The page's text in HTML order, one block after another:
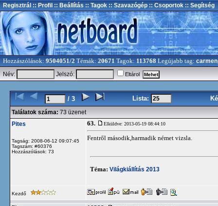
Regisztrál :: Profil :: Beállítás :: Tagok :: Szavazógép :: Csoportok :: Segítség
Hozzászólások: 9504051/2 Témák: 20671 Tagok: 113768 Legújabb tag:
Név:
Jelszó: Eltárol
/ 3 Lista:
Találatok száma: 73 üzenet
Pites
Tagság: 2008-06-12 09:07:45
Tagszám: #60376
Hozzászólások: 73
63. Elküldve: 2013-05-19 08:44:10
Fentről második,harmadik német vizsla.
Téma: Világkiállítás 2013
Kezdő